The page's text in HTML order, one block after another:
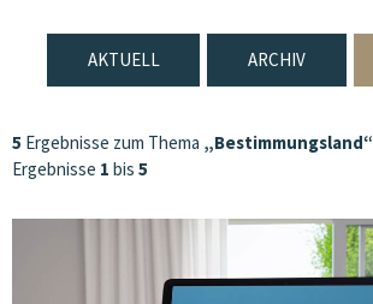
AKTUELL ARCHIV
5 Ergebnisse zum Thema „Bestimmungsland“
Ergebnisse 1 bis 5